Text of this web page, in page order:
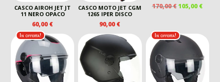
CASCO AIROH JET JT
11 NERO OPACO
60,00€
CASCO MOTO JET CGM
126S IPER DISCO
90,00€
170,00€ IL
ERA:
170,00 €.
105,00€IL
In offerta! In offerta!